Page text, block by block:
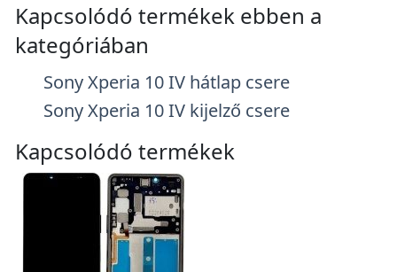
Kapcsolódó termékek ebben a
kategóriában
Sony Xperia 10 IV hátlap csere
Sony Xperia 10 IV kijelző csere
Kapcsolódó termékek